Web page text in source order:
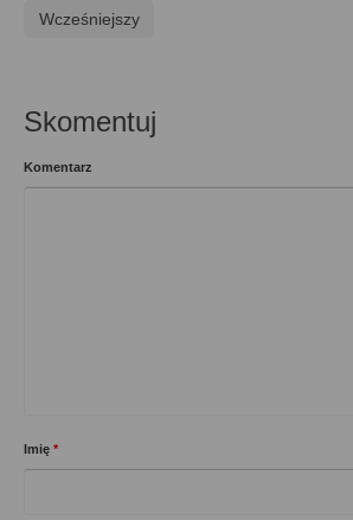
Wcześniejszy
Skomentuj
Komentarz
Imię *